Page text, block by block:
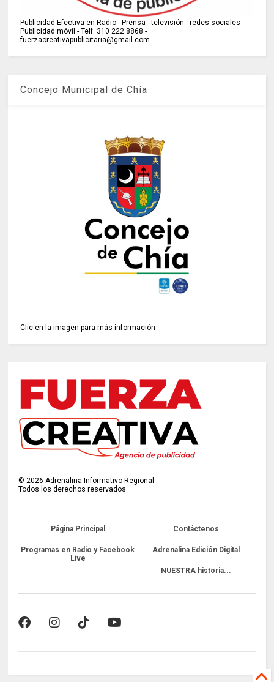
Publicidad Efectiva en Radio - Prensa - televisión - redes sociales -
Publicidad móvil - Telf: 310 222 8868 -
fuerzacreativapublicitaria@gmail.com
Concejo Municipal de Chía
Clic en la imagen para más información
©2026 Adrenalina Informativo Regional
Todos los derechos reservados.
Página Principal Contáctenos
Programas en Radio y Facebook
Live
Adrenalina Edición Digital
NUESTRA historia...